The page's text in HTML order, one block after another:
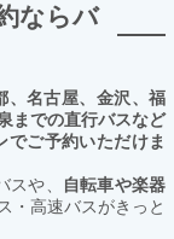
ならバ
名古屋、金沢、福
までの直行バスなど
ご予約いただけま
や、
自転車や楽器
・高速バスがきっと